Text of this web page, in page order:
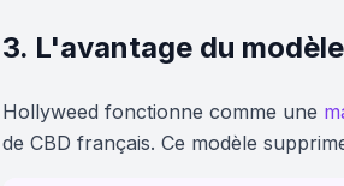
3. L'avantage du
Hollyweed fonctionne comme une
de CBD français. Ce modèle